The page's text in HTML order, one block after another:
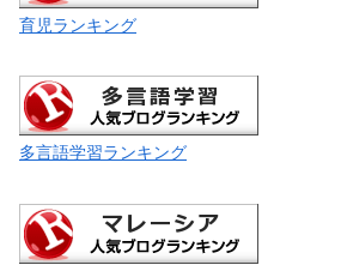
育児ランキング
多言語学習ランキング